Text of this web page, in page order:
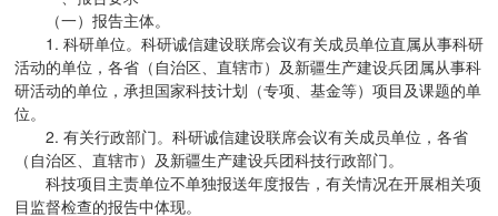
（一）报告主体。
1. 科研单位。科研诚信建设联席会议有关成员单位直属从事科研
活动的单位，各省（自治区、直辖市）及新疆生产建设兵团属从事科
研活动的单位，承担国家科技计划（专项、基金等）项目及课题的单
位。
2. 有关行政部门。科研诚信建设联席会议有关成员单位，各省
（自治区、直辖市）及新疆生产建设兵团科技行政部门。
科技项目主责单位不单独报送年度报告，有关情况在开展相关项
目监督检查的报告中体现。